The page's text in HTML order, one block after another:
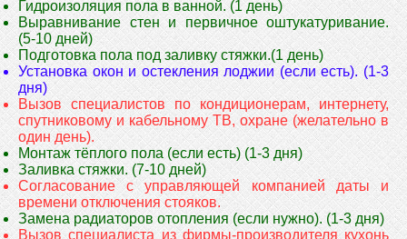
Гидроизоляция пола в ванной. (1 день)
Выравнивание стен и первичное оштукатуривание.
(5-10 дней)
Подготовка пола под заливку стяжки.(1 день)
Установка окон и остекления лоджии (если есть). (1-3
дня)
Вызов специалистов по кондиционерам, интернету,
спутниковому и кабельному ТВ, охране (желательно в
один день).
Монтаж тёплого пола (если есть) (1-3 дня)
Заливка стяжки. (7-10 дней)
Согласование с управляющей компанией даты и
времени отключения стояков.
Замена радиаторов отопления (если нужно). (1-3 дня)
Вызов специалиста из фирмы-производителя кухонь